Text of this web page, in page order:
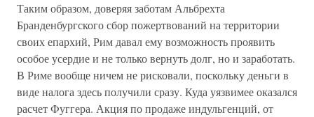
Таким образом, доверяя заботам Альбрехта
Бранденбургского сбор пожертвований на территории
своих епархий, Рим давал ему возможность проявить
особое усердие и не только вернуть долг, но и заработать.
В Риме вообще ничем не рисковали, поскольку деньги в
виде налога здесь получили сразу. Куда уязвимее оказался
расчет Фуггера. Акция по продаже индульгенций, от